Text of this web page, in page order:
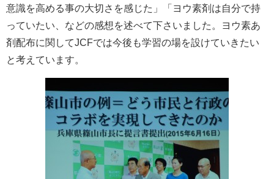
意識を高める事の大切さを感じた」「ヨウ素剤は自分で持
っていたい、などの感想を述べて下さいました。ヨウ素あ
剤配布に関してJCFでは今後も学習の場を設けていきたい
と考えています。